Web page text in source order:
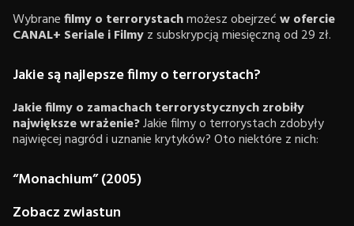
Wybranefilmy o terrorystachmożesz obejrzećw ofercie
CANAL+ Seriale i Filmyz subskrypcją miesięczną od 29 zł.
Jakie są najlepsze filmy o terrorystach?
Jakie filmy o zamachach terrorystycznych zrobiły
największe wrażenie?Jakie filmy o terrorystach zdobyły
najwięcej nagród i uznanie krytyków? Oto niektóre z nich:
“Monachium” (2005)
Zobacz zwiastun